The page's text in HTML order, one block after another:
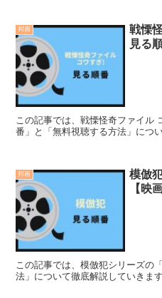
邦画
戦慄
見る
この記事では、戦慄怪奇ファイル
番」と「無料視聴する方法」につ
邦画
模倣
【映
この記事では、模倣犯シリーズの
法」について徹底解説していきます